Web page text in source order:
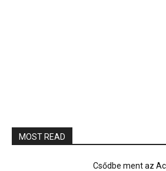
MOST READ
Csődbe ment az